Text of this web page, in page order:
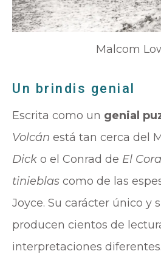
Malcom
Un brindis genial
Escrita como un genial
Volcán está tan cerca del
Dick o el Conrad de El
tinieblas como de las
Joyce. Su carácter único y
producen cientos de
interpretaciones diferentes.